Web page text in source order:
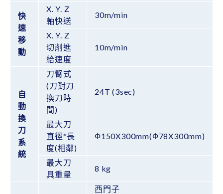
快
速
移
動
X. Y. Z
軸快送
30m/min
X. Y. Z
切削進
給速度
10m/min
自
動
換
刀
系
統
刀臂式
(刀對刀
換刀時
間)
24T (3sec)
最大刀
直徑*長
度(相鄰)
Ф150X300mm(Ф78X300mm)
最大刀
具重量
8 kg
西門子